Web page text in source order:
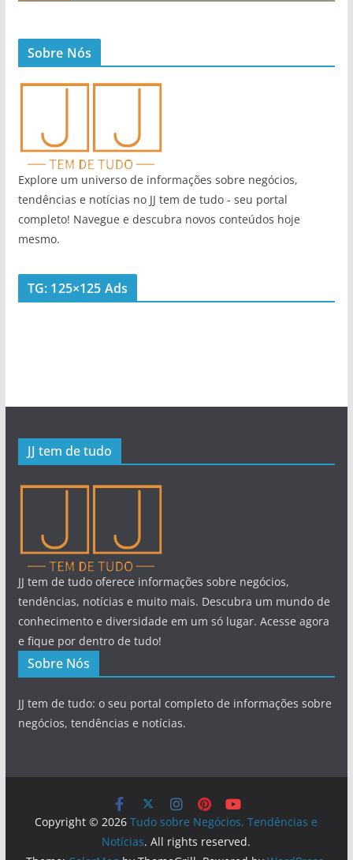
Sobre Nós
Explore um universo de informações sobre negócios,
tendências e notícias no JJ tem de tudo - seu portal
completo! Navegue e descubra novos conteúdos hoje
mesmo.
TG: 125×125 Ads
JJ tem de tudo
JJ tem de tudo oferece informações sobre negócios,
tendências, notícias e muito mais. Descubra um mundo de
conhecimento e diversidade em um só lugar. Acesse agora
e fique por dentro de tudo!
Sobre Nós
JJ tem de tudo: o seu portal completo de informações sobre
negócios, tendências e notícias.
Copyright © 2026Tudo sobre Negócios, Tendências e
Notícias. All rights reserved.